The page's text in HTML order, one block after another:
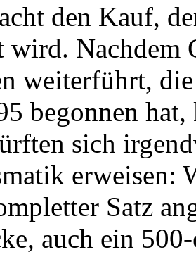
den Kauf,
wird. Nachdem
weiterführt,
begonnen
sich
erweisen:
Satz
auch ein